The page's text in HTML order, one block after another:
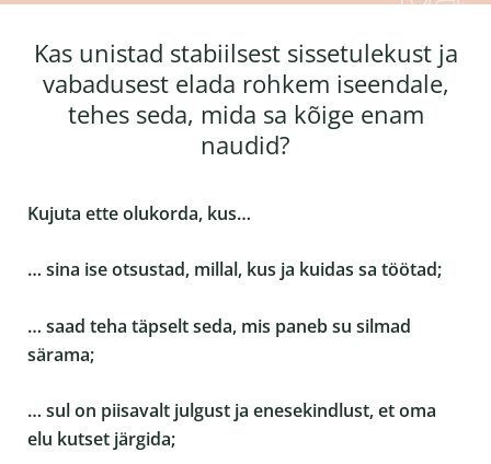
Kas unistad stabiilsest sissetulekust ja
vabadusest elada rohkem iseendale,
tehes seda, mida sa kõige enam
naudid?
Kujuta ette olukorda, kus…
… sina ise otsustad, millal, kus ja kuidas sa töötad;
… saad teha täpselt seda, mis paneb su silmad
särama;
… sul on piisavalt julgust ja enesekindlust, et oma
elu kutset järgida;